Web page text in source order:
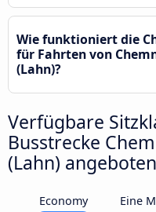
Wie funktioniert die
für Fahrten von
(Lahn)?
Verfügbare
Busstrecke
(Lahn)
Economy
Eine